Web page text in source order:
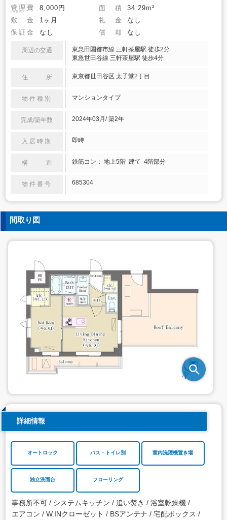
管理費
(共益費) 8,000円 面 積
34.29m²
敷 金
1ヶ月 礼 金
なし
保証金
なし 償 却 なし
周辺の交通
東急田園都市線 三軒茶屋駅 徒歩2分
東急世田谷線 三軒茶屋駅 徒歩4分
住 所 東京都世田谷区 太子堂2丁目
物件種別 マンションタイプ
完成/築年数 2024年03月/ 築2年
入居時期 即時
構 造 鉄筋コン： 地上5階 建て 4階部分
物件番号 685304
間取り図
詳細情報
オートロック バス・トイレ別 室内洗濯機置き場
独立洗面台 フローリング
事務所不可 システムキッチン 追い焚き
浴室乾燥機
エアコン
W.INクローゼット BSアンテナ
宅配ボックス